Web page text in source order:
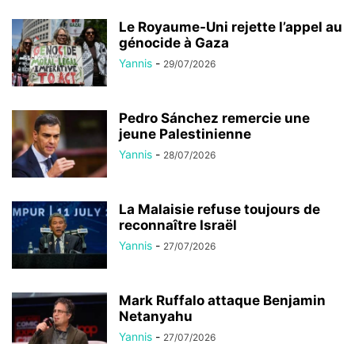
Le Royaume-Uni rejette l’appel au
génocide à Gaza
Yannis - 29/07/2026
Pedro Sánchez remercie une
jeune Palestinienne
Yannis - 28/07/2026
La Malaisie refuse toujours de
reconnaître Israël
Yannis - 27/07/2026
Mark Ruffalo attaque Benjamin
Netanyahu
Yannis - 27/07/2026